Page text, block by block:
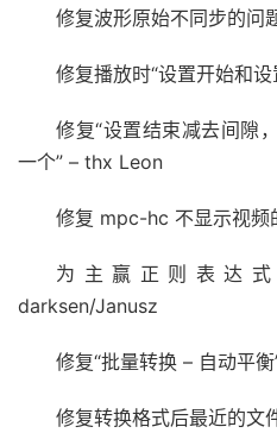
修复波形原始不同步的问
修复播放时“设置开始和
修复“设置结束减去间隙
一个” – thx Leon
修复 mpc-hc 不显示视频
为主赢正则表达
darksen/Janusz
修复“批量转换 – 自动平
修复转换格式后最近的